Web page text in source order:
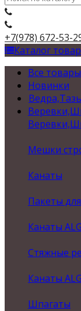
+7(978) 672-53-
Каталог
Все товары
Новинки
Мешки
Канаты
Пакеты
Канаты
Стяжные
Канаты
Шпагаты